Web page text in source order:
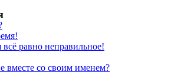
равно неправильное!
вместе со своим именем?